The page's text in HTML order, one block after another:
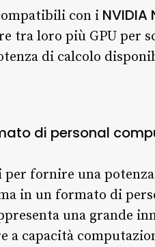
con i NVIDIA
tra loro più GPU per
di calcolo
di personal
fornire una
in un formato di
una grande
a capacità